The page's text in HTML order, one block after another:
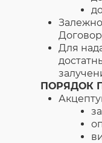
Для
ПОРЯДОК